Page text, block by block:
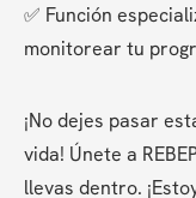
✅ Función
monitorear tu
¡No dejes pasar
vida! Únete a
llevas dentro.